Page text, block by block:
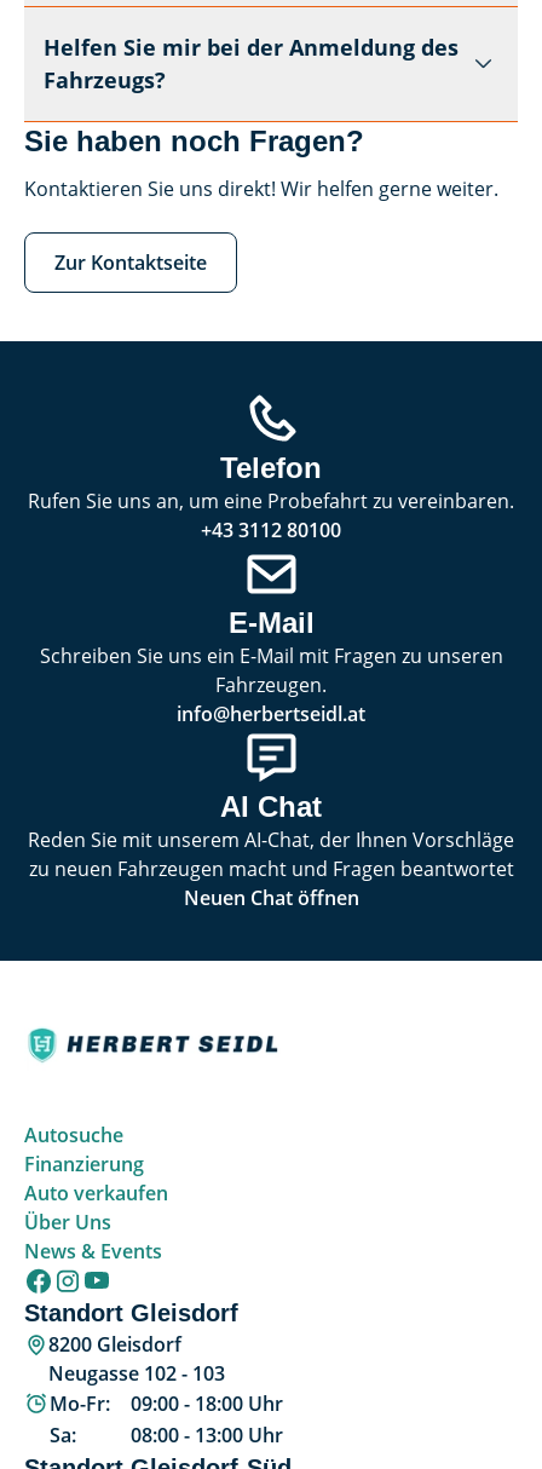
Helfen Sie mir bei der Anmeldung des
Fahrzeugs?
Sie haben noch Fragen?
Kontaktieren Sie uns direkt! Wir helfen gerne weiter.
Zur Kontaktseite
Telefon
Rufen Sie uns an, um eine Probefahrt zu vereinbaren.
+43 3112 80100
E-Mail
Schreiben Sie uns ein E-Mail mit Fragen zu unseren
Fahrzeugen.
info@herbertseidl.at
AI Chat
Reden Sie mit unserem AI-Chat, der Ihnen Vorschläge
zu neuen Fahrzeugen macht und Fragen beantwortet
Neuen Chat öffnen
Autosuche
Finanzierung
Auto verkaufen
Über Uns
News & Events
Standort Gleisdorf
8200 Gleisdorf
Neugasse 102 - 103
Mo-Fr:
09:00- 18:00 Uhr
Sa:
08:00- 13:00 Uhr